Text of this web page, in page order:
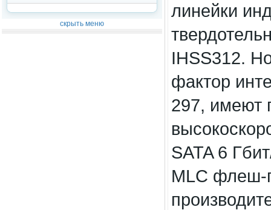
скрыть меню
линейки
IHSS312.
фактор
297, имеют
SATA 6
MLC флеш-